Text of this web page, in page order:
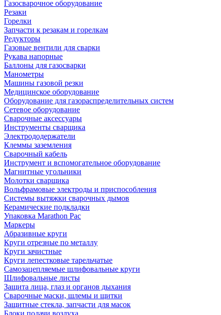
Газосварочное оборудование
Резаки
Горелки
Запчасти к резакам и горелкам
Редукторы
Газовые вентили для сварки
Рукава напорные
Баллоны для газосварки
Манометры
Машины газовой резки
Медицинское оборудование
Оборудование для газораспределительных систем
Сетевое оборудование
Сварочные аксессуары
Инструменты сварщика
Электрододержатели
Клеммы заземления
Сварочный кабель
Инструмент и вспомогательное оборудование
Магнитные угольники
Молотки сварщика
Вольфрамовые электроды и приспособления
Системы вытяжки сварочных дымов
Керамические подкладки
Упаковка Marathon Pac
Маркеры
Абразивные круги
Круги отрезные по металлу
Круги зачистные
Круги лепестковые тарельчатые
Самозацепляемые шлифовальные круги
Шлифовальные листы
Защита лица, глаз и органов дыхания
Сварочные маски, шлемы и щитки
Защитные стекла, запчасти для масок
Блоки подачи воздуха